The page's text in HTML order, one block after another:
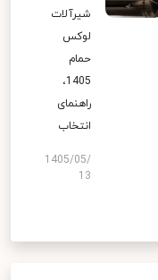
شیرآلات
لوکس
حمام
1405،
راهنمای
انتخاب
1405/05/
13